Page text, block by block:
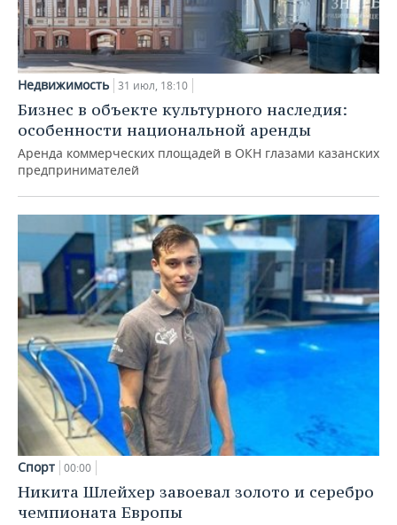
Недвижимость 31 июл, 18:10
Бизнес в объекте культурного наследия:
особенности национальной аренды
Аренда коммерческих площадей в ОКН глазами казанских
предпринимателей
Спорт 00:00
Никита Шлейхер завоевал золото и серебро
чемпионата Европы